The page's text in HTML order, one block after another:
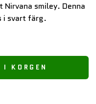
Nirvana smiley. Denna
i svart färg.
I KORGEN